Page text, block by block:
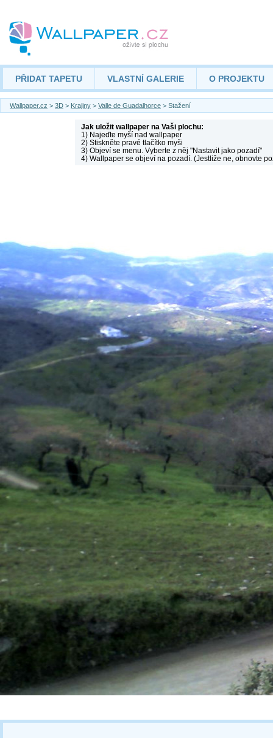
PŘIDAT TAPETU VLASTNÍ GALERIE O PROJEKTU
Wallpaper.cz > 3D > Krajiny > Valle de Guadalhorce > Stažení
Jak uložit wallpaper na Vaši plochu:
1) Najeďte myší nad wallpaper
2) Stiskněte pravé tlačítko myši
3) Objeví se menu. Vyberte z něj "Nastavit jako pozadí"
4) Wallpaper se objeví na pozadí. (Jestliže ne, obnovte